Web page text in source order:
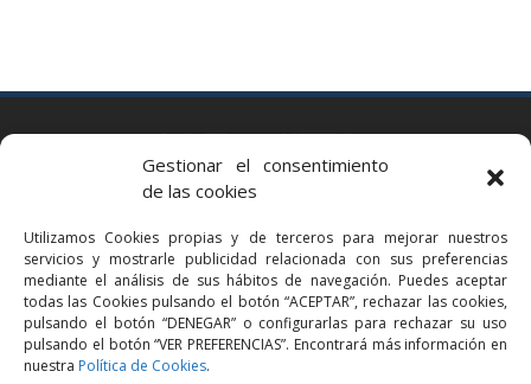
Gestionar el consentimiento
de las cookies
Utilizamos Cookies propias y de terceros para mejorar nuestros
servicios y mostrarle publicidad relacionada con sus preferencias
mediante el análisis de sus hábitos de navegación. Puedes aceptar
todas las Cookies pulsando el botón “ACEPTAR”, rechazar las cookies,
pulsando el botón “DENEGAR” o configurarlas para rechazar su uso
pulsando el botón “VER PREFERENCIAS”. Encontrará más información en
nuestra Política de Cookies.
Via Augusta 2 bis, 3º, 08006 Barcelona
bcn@bellavistalegal.eu
GRANOLLERS
C/ Sant Jaume, 16 1r, 08401 Granollers (Bcn)
+34 93 860 39 60
grn@bellavistalegal.eu